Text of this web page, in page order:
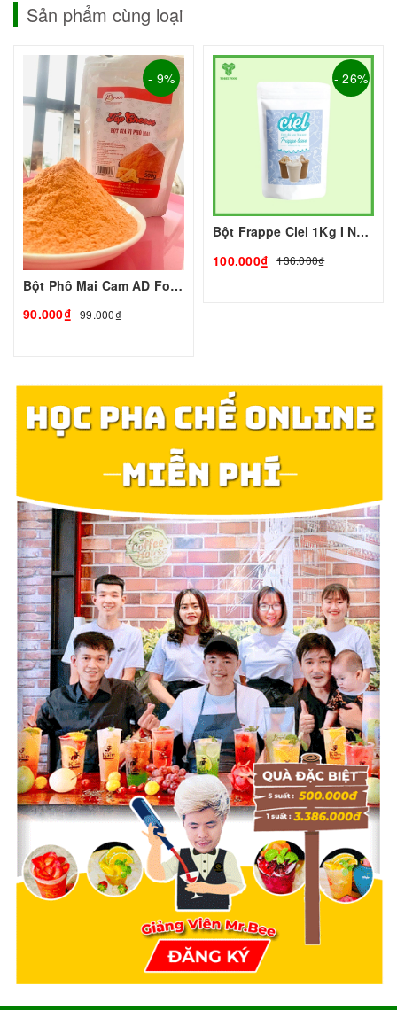
Sản phẩm cùng loại
- 9%
Bột Phô Mai Cam AD Food
90.000₫ 99.000₫
- 26%
Bột Frappe Ciel 1Kg I Nguyên Liệu Pha Chế - Tobee Food
100.000₫
136.000₫